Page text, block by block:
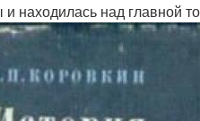
находилась над главной